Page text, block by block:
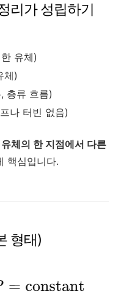
리가 성립하기
유체)
체)
층류 흐름)
나 터빈 없음)
유체의 한 지점에서 다른
핵심입니다.
형태)